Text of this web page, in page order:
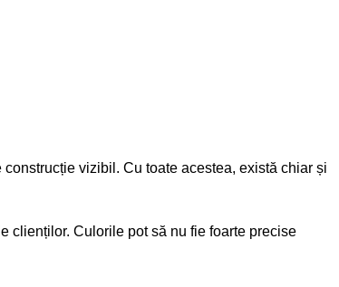
vizibil. Cu toate acestea, există chiar și
clienților. Culorile pot să nu fie foarte precise